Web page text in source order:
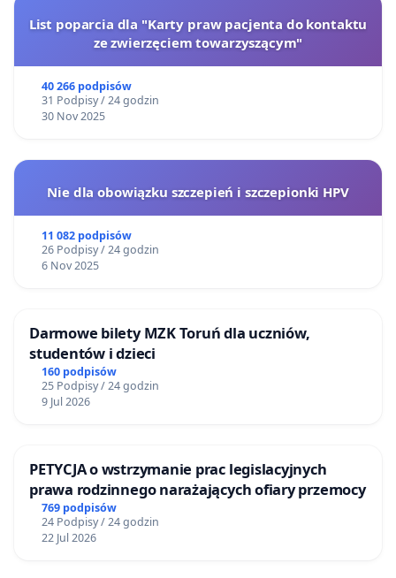
List poparcia dla "Karty praw pacjenta do kontaktu
ze zwierzęciem towarzyszącym"
40 266 podpisów
31 Podpisy / 24 godzin
30 Nov 2025
Nie dla obowiązku szczepień i szczepionki HPV
11 082 podpisów
26 Podpisy / 24 godzin
6 Nov 2025
Darmowe bilety MZK Toruń dla uczniów,
studentów i dzieci
160 podpisów
25 Podpisy / 24 godzin
9 Jul 2026
PETYCJA o wstrzymanie prac legislacyjnych
prawa rodzinnego narażających ofiary przemocy
769 podpisów
24 Podpisy / 24 godzin
22 Jul 2026